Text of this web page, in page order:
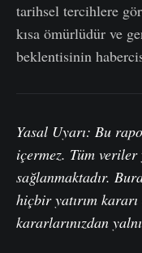
tarihsel tercihlere
kısa ömürlüdür ve
beklentisinin
Yasal Uyarı: Bu
içermez. Tüm veriler
sağlanmaktadır.
hiçbir yatırım kararı
kararlarınızdan